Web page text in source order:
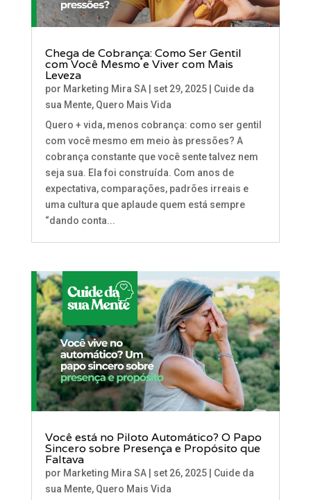
Chega de Cobrança: Como Ser Gentil
com Você Mesmo e Viver com Mais
Leveza
por Marketing Mira SA| set 29, 2025| Cuide da
sua Mente, Quero Mais Vida
Quero + vida, menos cobrança: como ser gentil
com você mesmo em meio às pressões? A
cobrança constante que você sente talvez nem
seja sua. Ela foi construída. Com anos de
expectativa, comparações, padrões irreais e
uma cultura que aplaude quem está sempre
“dando conta...
Você está no Piloto Automático? O Papo
Sincero sobre Presença e Propósito que
Faltava
por Marketing Mira SA| set 26, 2025| Cuide da
sua Mente, Quero Mais Vida